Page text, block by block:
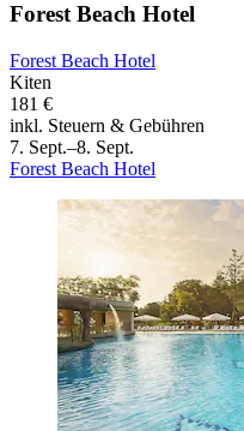
Forest Beach Hotel
Forest Beach Hotel
Kiten
181 €
inkl. Steuern & Gebühren
7. Sept.–8. Sept.
Forest Beach Hotel